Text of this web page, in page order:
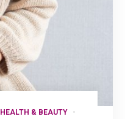
HEALTH & BEAUTY